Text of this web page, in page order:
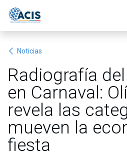
Noticias
Radiografía
en Carnaval:
revela las
mueven la
fiesta